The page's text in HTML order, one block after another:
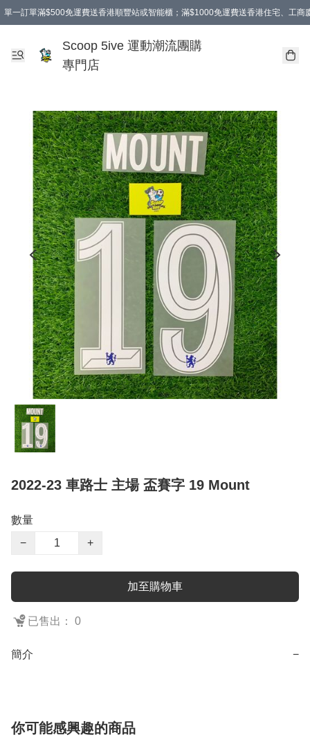
單一訂單滿$500免運費送香港順豐站或智能櫃；滿$1000免運費送香港住宅、工商
Scoop 5ive 運動潮流團購
專門店
2022-23 車路士 主場 盃賽字 19 Mount
數量
−
+
加至購物車
已售出： 0
簡介 −
你可能感興趣的商品